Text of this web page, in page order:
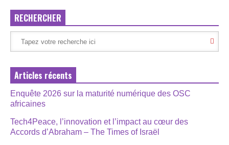
RECHERCHER
Articles récents
Enquête 2026 sur la maturité numérique des OSC
africaines
Tech4Peace, l’innovation et l’impact au cœur des
Accords d’Abraham – The Times of Israël